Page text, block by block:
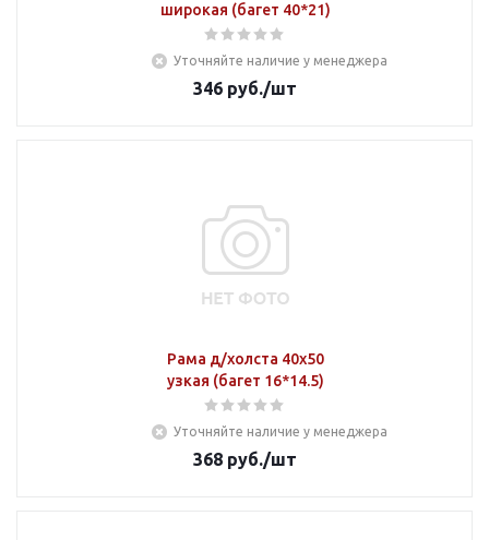
широкая (багет 40*21)
Уточняйте наличие у менеджера
346 руб./шт
Рама д/холста 40х50
узкая (багет 16*14.5)
Уточняйте наличие у менеджера
368 руб./шт